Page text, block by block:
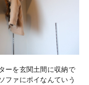
ーを玄関土間に収納で
ファにポイなんていう